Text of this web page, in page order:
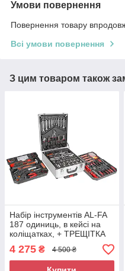
Умови повернення
Повернення товару
Всі умови повернення
З цим товаром також
Набір інструментів AL-FA
187 одиниць, в кейсі на
коліщатках, + ТРЕЩІТКА
4 275 ₴ 4 500 ₴